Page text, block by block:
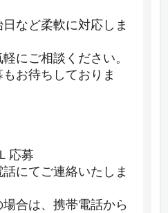
など柔軟に対応しま
にご相談ください。
お待ちしておりま
応募
にてご連絡いたしま
合は、携帯電話から